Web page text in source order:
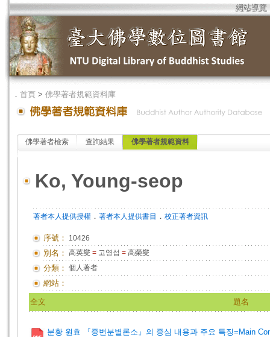
網站導覽
． 首頁 > 佛學著者規範資料庫
佛學著者檢索 查詢結果 佛學著者規範資料
Ko, Young-seop
著者本人提供授權 ． 著者本人提供書目 ． 校正著者資訊
序號： 10426
別名： 高英燮 = 고영섭 = 高榮燮
分類： 個人著者
網站：
全文 題名
분황 원효 『중변분별론소』의 중심 내용과 주요 특징=Main